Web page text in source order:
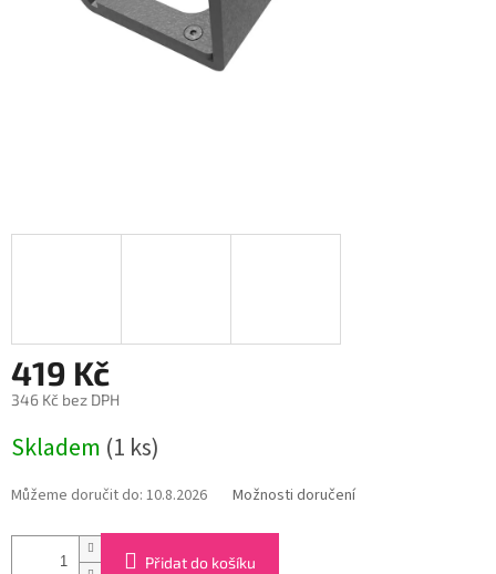
419 Kč
346 Kč bez DPH
cena:
Skladem (1 ks)
Můžeme doručit do: 10.8.2026 Možnosti doručení
Přidat do košíku